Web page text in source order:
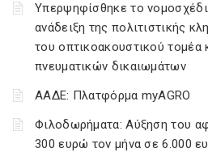
Υπερψηφίσθηκε το
ανάδειξη της πολιτιστικής
του οπτικοακουστικού τομέα
πνευματικών δικαιωμάτων
ΑΑΔΕ: Πλατφόρμα myAGRO
Φιλοδωρήματα: Αύξηση του
300 ευρώ τον μήνα σε 6.000